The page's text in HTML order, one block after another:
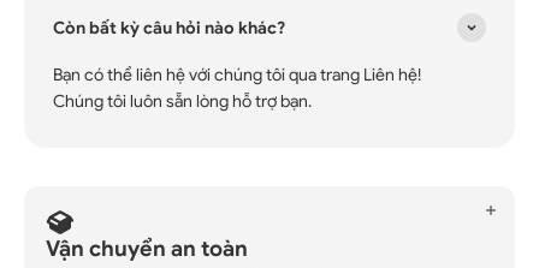
Còn bất kỳ câu hỏi nào khác?
Bạn có thể liên hệ với chúng tôi qua trang Liên hệ!
Chúng tôi luôn sẵn lòng hỗ trợ bạn.
Vận chuyển an toàn